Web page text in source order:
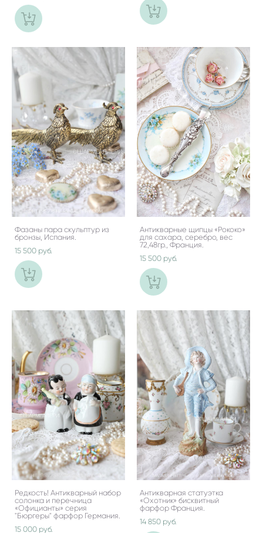
Фазаны пара скульптур из
бронзы, Испания.
15 500 pуб.
Антикварные щипцы «Рококо»
для сахара, серебро, вес
72,48гр., Франция.
15 500 pуб.
Редкость! Антикварный набор
солонка и перечница
«Официанты» серия
"Бюргеры" фарфор Германия.
15 000 pуб.
Антикварная статуэтка
«Охотник» бисквитный
фарфор Франция.
14 850 pуб.